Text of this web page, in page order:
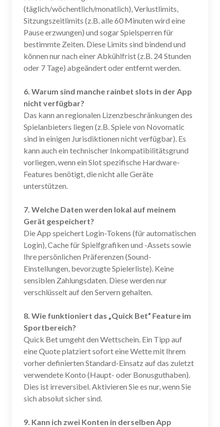
(täglich/wöchentlich/monatlich), Verlustlimits,
Sitzungszeitlimits (z.B. alle 60 Minuten wird eine
Pause erzwungen) und sogar Spielsperren für
bestimmte Zeiten. Diese Limits sind bindend und
können nur nach einer Abkühlfrist (z.B. 24 Stunden
oder 7 Tage) abgeändert oder entfernt werden.
6. Warum sind manche rainbet slots in der App
nicht verfügbar?
Das kann an regionalen Lizenzbeschränkungen des
Spielanbieters liegen (z.B. Spiele von Novomatic
sind in einigen Jurisdiktionen nicht verfügbar). Es
kann auch ein technischer Inkompatibilitätsgrund
vorliegen, wenn ein Slot spezifische Hardware-
Features benötigt, die nicht alle Geräte
unterstützen.
7. Welche Daten werden lokal auf meinem
Gerät gespeichert?
Die App speichert Login-Tokens (für automatischen
Login), Cache für Spielfgrafiken und -Assets sowie
Ihre persönlichen Präferenzen (Sound-
Einstellungen, bevorzugte Spielerliste). Keine
sensiblen Zahlungsdaten. Diese werden nur
verschlüsselt auf den Servern gehalten.
8. Wie funktioniert das „Quick Bet“ Feature im
Sportbereich?
Quick Bet umgeht den Wettschein. Ein Tipp auf
eine Quote platziert sofort eine Wette mit Ihrem
vorher definierten Standard-Einsatz auf das zuletzt
verwendete Konto (Haupt- oder Bonusguthaben).
Dies ist irreversibel. Aktivieren Sie es nur, wenn Sie
sich absolut sicher sind.
9. Kann ich zwei Konten in derselben App